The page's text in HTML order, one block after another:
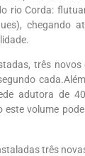
rio Corda:
chegando
três
adutora de
volume
três